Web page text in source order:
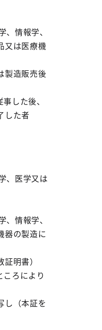
情報学、
又は医療機
製造販売後
した後、
した者
、医学又は
情報学、
器の製造に
明書）
ろにより
し（本証を